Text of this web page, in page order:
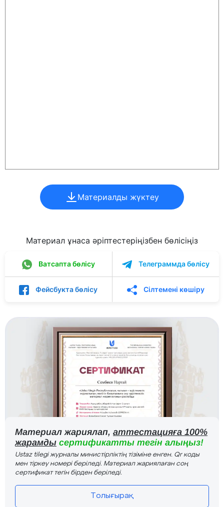
Материалды жүктеу
Материал ұнаса әріптестеріңізбен бөлісіңіз
Ватсапта бөлісу Телеграммда бөлісу
Фейсбукта бөлісу Сілтемені көшіру
Материал жариялап, аттестацияға 100%
жарамды сертификатты тегін алыңыз!
Ustaz tilegi журналы министірліктің тізіміне енген. Qr коды
мен тіркеу номері беріледі. Материал жариялаған соң
сертификат тегін бірден беріледі.
Толығырақ